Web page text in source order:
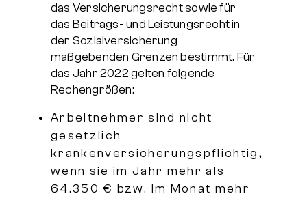
das Versicherungsrecht sowie für
das Beitrags- und Leistungsrecht in
der Sozialversicherung
maßgebenden Grenzen bestimmt. Für
das Jahr 2022 gelten folgende
Rechengrößen:
Arbeitnehmer sind nicht
gesetzlich
krankenversicherungspflichtig,
wenn sie im Jahr mehr als
64.350 € bzw. im Monat mehr